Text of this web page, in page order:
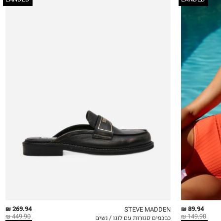
89.94 ₪
149.90 ₪
MY LIST
36
37
37.5
38
38.5
39
40
269.94 ₪
449.90 ₪
STEVE MADDEN
כפכפים סגורות עם לוגו / נשים